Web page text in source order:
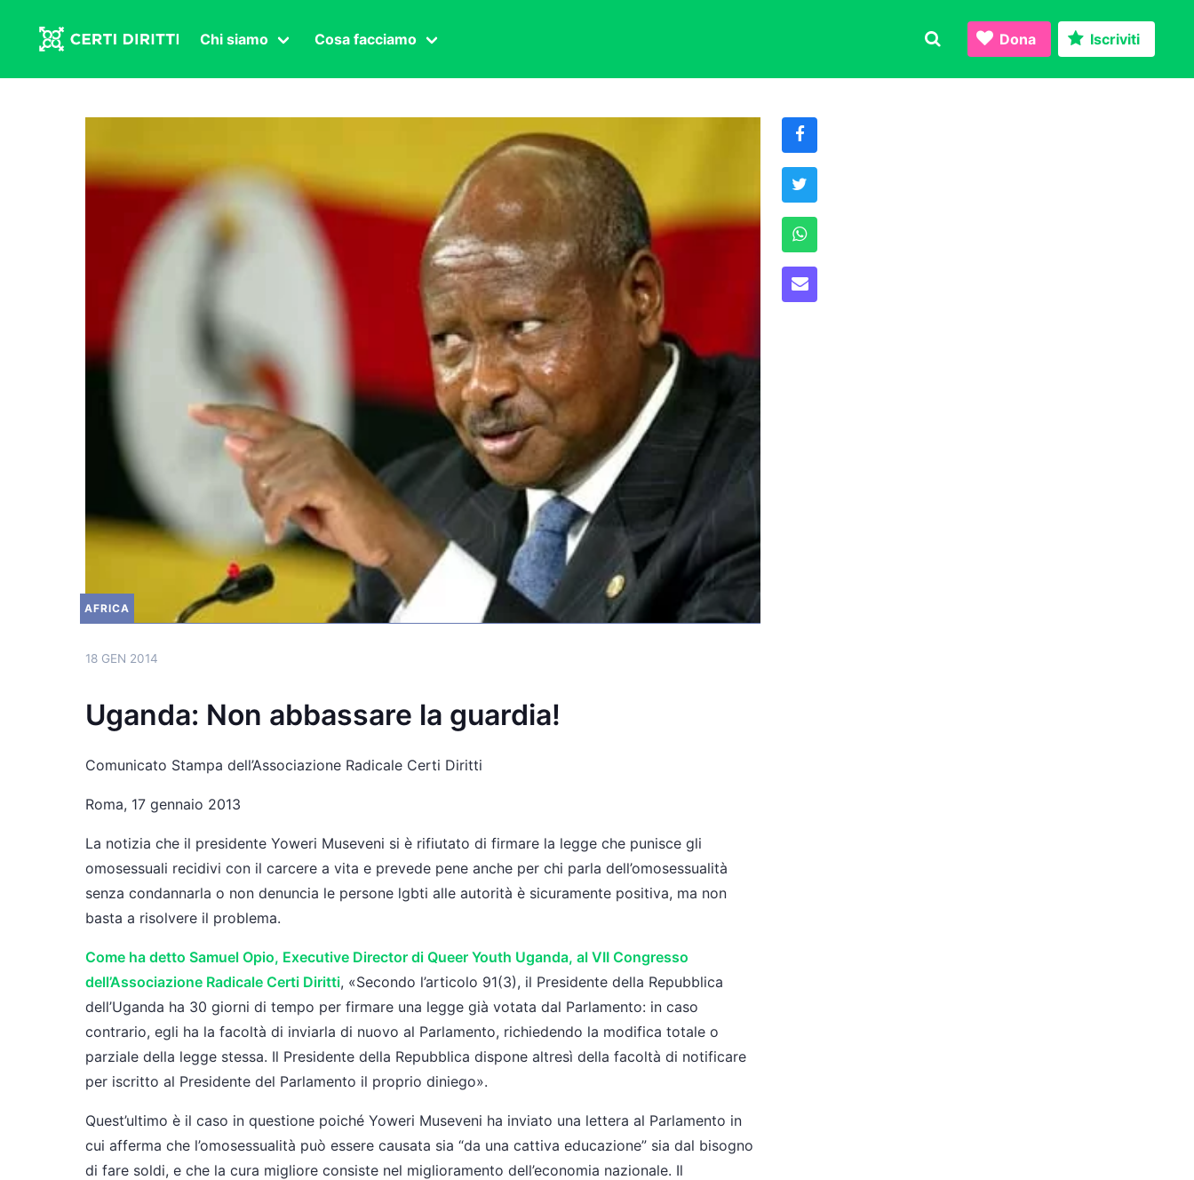
Chi siamo
Congressi
Cosa facciamo
Lavoro sessuale
Salute sessuale
Transnazionale
Fuor di Pagina
Dona Iscriviti
AFRICA
18 GEN 2014
Uganda: Non abbassare la guardia!
Comunicato Stampa dell’Associazione Radicale Certi Diritti
Roma, 17 gennaio 2013
La notizia che il presidente Yoweri Museveni si è rifiutato di firmare la legge che punisce gli
omosessuali recidivi con il carcere a vita e prevede pene anche per chi parla dell’omosessualità
senza condannarla o non denuncia le persone lgbti alle autorità è sicuramente positiva, ma non
basta a risolvere il problema.
Come ha detto Samuel Opio, Executive Director di Queer Youth Uganda, al VII Congresso
dell’Associazione Radicale Certi Diritti, «Secondo l’articolo 91(3), il Presidente della Repubblica
dell’Uganda ha 30 giorni di tempo per firmare una legge già votata dal Parlamento: in caso
contrario, egli ha la facoltà di inviarla di nuovo al Parlamento, richiedendo la modifica totale o
parziale della legge stessa. Il Presidente della Repubblica dispone altresì della facoltà di notificare
per iscritto al Presidente del Parlamento il proprio diniego».
Quest’ultimo è il caso in questione poiché Yoweri Museveni ha inviato una lettera al Parlamento in
cui afferma che l’omosessualità può essere causata sia “da una cattiva educazione” sia dal bisogno
di fare soldi, e che la cura migliore consiste nel miglioramento dell’economia nazionale. Il